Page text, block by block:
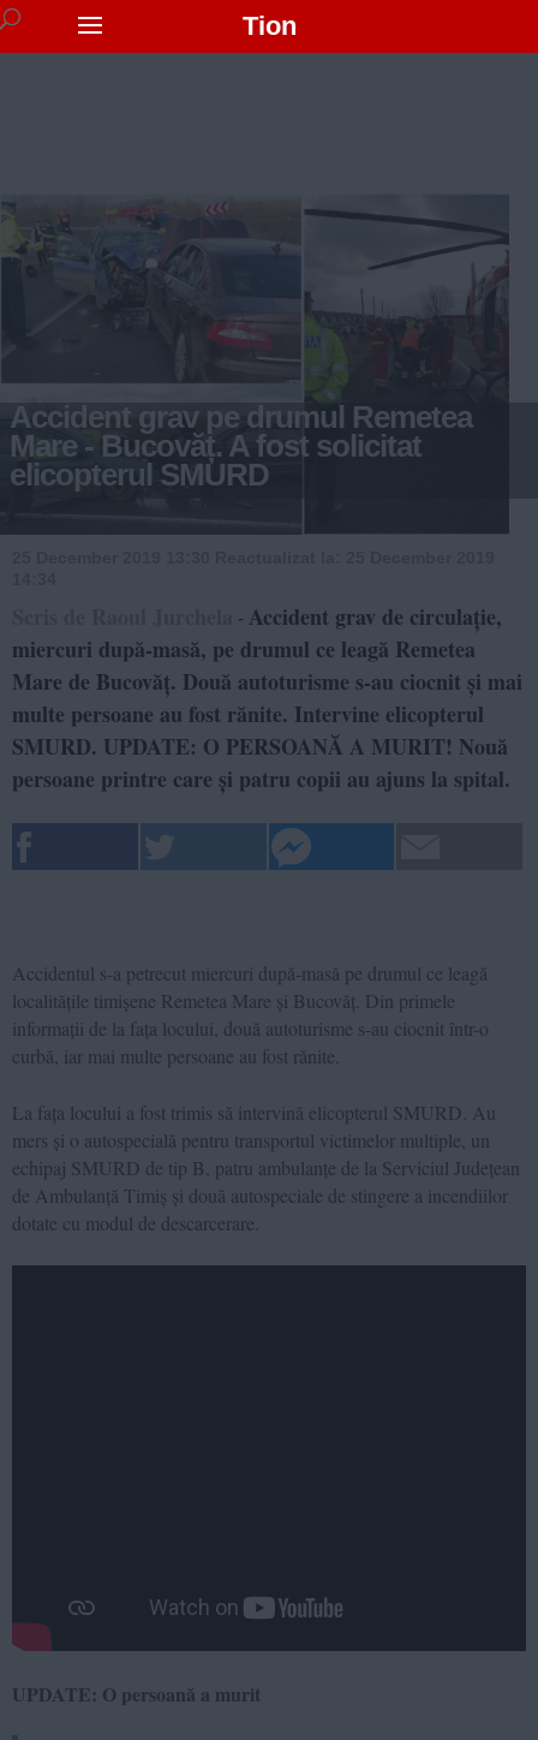
Tion
Accident grav pe drumul Remetea
Mare - Bucovăț. A fost solicitat
elicopterul SMURD
- Accident grav de circulație,
miercuri după-masă, pe drumul ce leagă Remetea
Mare de Bucovăț. Două autoturisme s-au ciocnit și mai
multe persoane au fost rănite. Intervine elicopterul
SMURD. UPDATE: O PERSOANĂ A MURIT! Nouă
persoane printre care și patru copii au ajuns la spital.
Accidentul s-a petrecut miercuri după-masă pe drumul ce leagă
localitățile timișene Remetea Mare și Bucovăț. Din primele
informații de la fața locului, două autoturisme s-au ciocnit într-o
curbă, iar mai multe persoane au fost rănite.
La fața locului a fost trimis să intervină elicopterul SMURD. Au
mers și o autospecială pentru transportul victimelor multiple, un
echipaj SMURD de tip B, patru ambulanțe de la Serviciul Județean
de Ambulanță Timiș și două autospeciale de stingere a incendiilor
dotate cu modul de descarcerare.
UPDATE: O persoană a murit